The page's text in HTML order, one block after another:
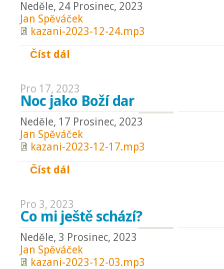
Neděle, 24 Prosinec, 2023
Jan Spěváček
kazani-2023-12-24.mp3
Číst dál
Pro 17, 2023
Noc jako Boží dar
Neděle, 17 Prosinec, 2023
Jan Spěváček
kazani-2023-12-17.mp3
Číst dál
Pro 3, 2023
Co mi ještě schází?
Neděle, 3 Prosinec, 2023
Jan Spěváček
kazani-2023-12-03.mp3